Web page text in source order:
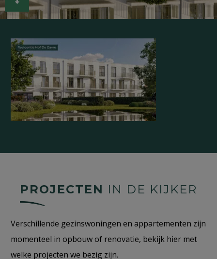
PROJECTEN IN DE KIJKER
Verschillende gezinswoningen en appartementen zijn
momenteel in opbouw of renovatie, bekijk hier met
welke projecten we bezig zijn.